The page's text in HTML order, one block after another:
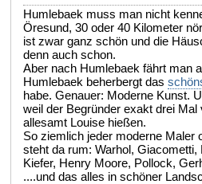
Humlebaek muss man nicht
Öresund, 30 oder 40 Kilometer
ist zwar ganz schön und die
denn auch schon.
Aber nach Humlebaek fährt man
Humlebaek beherbergt das
habe. Genauer: Moderne Kunst.
weil der Begründer exakt drei
allesamt Louise hießen.
So ziemlich jeder moderne Maler
steht da rum: Warhol,
Kiefer, Henry Moore, Pollock,
....und das alles in schöner